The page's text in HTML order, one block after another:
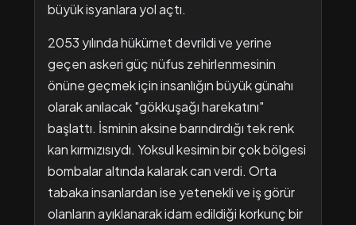
büyük isyanlara yol açtı.
2053 yılında hükümet devrildi ve yerine
geçen askeri güç nüfus zehirlenmesinin
önüne geçmek için insanlığın büyük günahı
olarak anılacak "gökkuşağı harekatını"
başlattı. İsminin aksine barındırdığı tek renk
kan kırmızısıydı. Yoksul kesimin bir çok bölgesi
bombalar altında kalarak can verdi. Orta
tabaka insanlardan ise yetenekli ve iş görür
olanların ayıklanarak idam edildiği korkunç bir